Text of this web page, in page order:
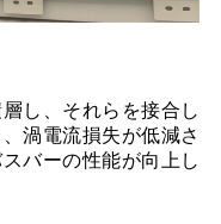
し、それらを接合し
渦電流損失が低減さ
バーの性能が向上し